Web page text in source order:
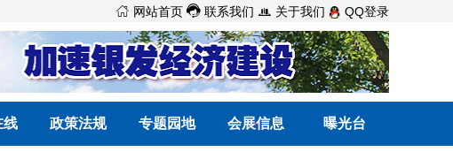
 网站首页  联系我们  关于我们 QQ登录
线 政策法规 专题园地 会展信息 曝光台